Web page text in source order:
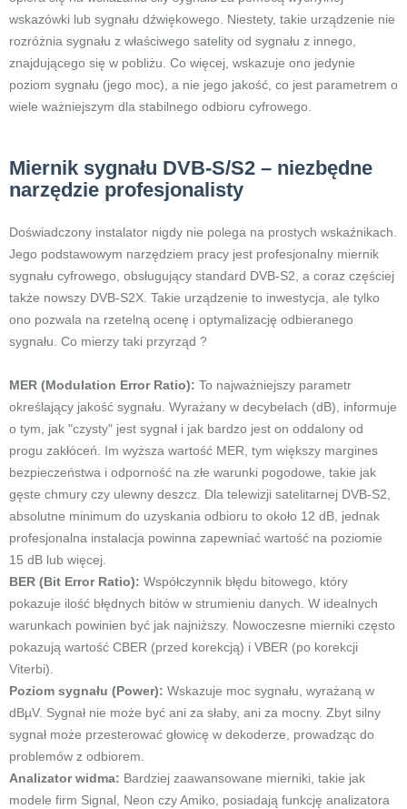
wskazówki lub sygnału dźwiękowego. Niestety, takie urządzenie nie
rozróżnia sygnału z właściwego satelity od sygnału z innego,
znajdującego się w pobliżu. Co więcej, wskazuje ono jedynie
poziom sygnału (jego moc), a nie jego jakość, co jest parametrem o
wiele ważniejszym dla stabilnego odbioru cyfrowego.
Miernik sygnału DVB-S/S2 – niezbędne
narzędzie profesjonalisty
Doświadczony instalator nigdy nie polega na prostych wskaźnikach.
Jego podstawowym narzędziem pracy jest profesjonalny miernik
sygnału cyfrowego, obsługujący standard DVB-S2, a coraz częściej
także nowszy DVB-S2X. Takie urządzenie to inwestycja, ale tylko
ono pozwala na rzetelną ocenę i optymalizację odbieranego
sygnału. Co mierzy taki przyrząd ?
MER (Modulation Error Ratio): To najważniejszy parametr
określający jakość sygnału. Wyrażany w decybelach (dB), informuje
o tym, jak "czysty" jest sygnał i jak bardzo jest on oddalony od
progu zakłóceń. Im wyższa wartość MER, tym większy margines
bezpieczeństwa i odporność na złe warunki pogodowe, takie jak
gęste chmury czy ulewny deszcz. Dla telewizji satelitarnej DVB-S2,
absolutne minimum do uzyskania odbioru to około 12 dB, jednak
profesjonalna instalacja powinna zapewniać wartość na poziomie
15 dB lub więcej.
BER (Bit Error Ratio): Współczynnik błędu bitowego, który
pokazuje ilość błędnych bitów w strumieniu danych. W idealnych
warunkach powinien być jak najniższy. Nowoczesne mierniki często
pokazują wartość CBER (przed korekcją) i VBER (po korekcji
Viterbi).
Poziom sygnału (Power): Wskazuje moc sygnału, wyrażaną w
dBµV. Sygnał nie może być ani za słaby, ani za mocny. Zbyt silny
sygnał może przesterować głowicę w dekoderze, prowadząc do
problemów z odbiorem.
Analizator widma: Bardziej zaawansowane mierniki, takie jak
modele firm Signal, Neon czy Amiko, posiadają funkcję analizatora